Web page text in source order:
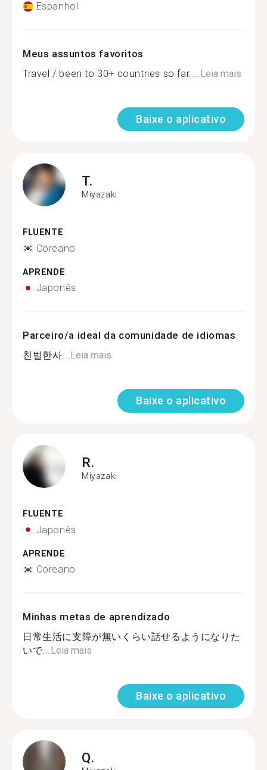
Espanhol
Meus assuntos favoritos
Travel / been to 30+ countries so far....Leia mais
Baixe o aplicativo
T.
Miyazaki
FLUENTE
Coreano
APRENDE
Japonês
Parceiro/a ideal da comunidade de idiomas
친벌한사...Leia mais
Baixe o aplicativo
R.
Miyazaki
FLUENTE
Japonês
APRENDE
Coreano
Minhas metas de aprendizado
日常生活に支障が無いくらい話せるようになりた
いで...Leia mais
Baixe o aplicativo
Q.